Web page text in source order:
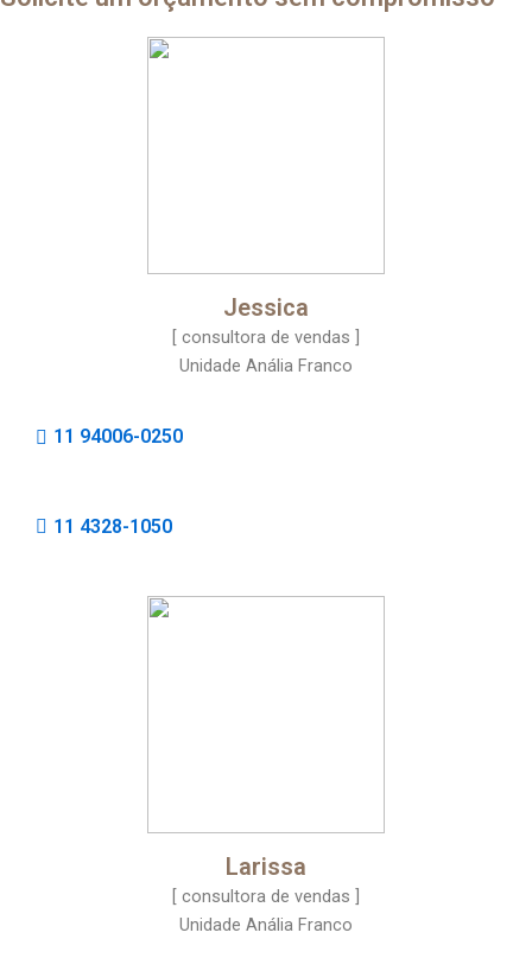
Jessica
[ consultora de vendas ]
Unidade Anália Franco
11 94006-0250
11 4328-1050
Larissa
[ consultora de vendas ]
Unidade Anália Franco